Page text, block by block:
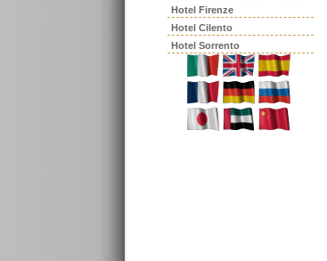
Hotel Firenze
Hotel Cilento
Hotel Sorrento